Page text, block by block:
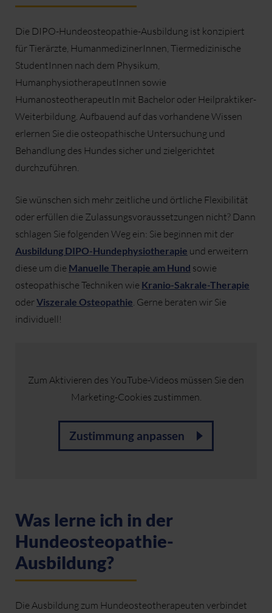
Die DIPO-Hundeosteopathie-Ausbildung ist konzipiert
für Tierärzte, HumanmedizinerInnen, Tiermedizinische
StudentInnen nach dem Physikum,
HumanphysiotherapeutInnen sowie
HumanosteotherapeutIn mit Bachelor oder Heilpraktiker-
Weiterbildung. Aufbauend auf das vorhandene Wissen
erlernen Sie die osteopathische Untersuchung und
Behandlung des Hundes sicher und zielgerichtet
durchzuführen.
Sie wünschen sich mehr zeitliche und örtliche Flexibilität
oder erfüllen die Zulassungsvoraussetzungen nicht? Dann
schlagen Sie folgenden Weg ein: Sie beginnen mit der
Ausbildung DIPO-Hundephysiotherapie und erweitern
diese um die Manuelle Therapie am Hund sowie
osteopathische Techniken wie Kranio-Sakrale-Therapie
oderViszerale Osteopathie. Gerne beraten wir Sie
individuell!
Zum Aktivieren des YouTube-Videos müssen Sie den
Marketing-Cookies zustimmen.
Zustimmung anpassen
Was lerne ich in der
Hundeosteopathie-
Ausbildung?
Die Ausbildung zum Hundeosteotherapeuten verbindet